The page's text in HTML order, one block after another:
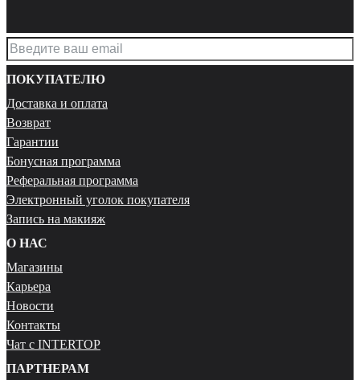
ПОКУПАТЕЛЮ
Доставка и оплата
Возврат
Гарантии
Бонусная программа
Реферальная программа
Электронный уголок покупателя
Запись на макияж
О НАС
Магазины
Карьера
Новости
Контакты
Чат с INTERTOP
ПАРТНЕРАМ